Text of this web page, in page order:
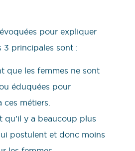
pour expliquer
3 principales sont :
que les femmes ne sont
éduquées pour
ces métiers.
qu’il y a beaucoup plus
postulent et donc moins